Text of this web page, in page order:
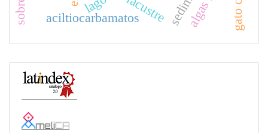
aciltiocarbamatos